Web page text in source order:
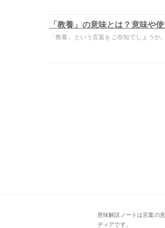
「教養」の意味とは？意味や
「教養」という言葉をご存知でしょうか
意味解説ノートは言葉の
ディアです。